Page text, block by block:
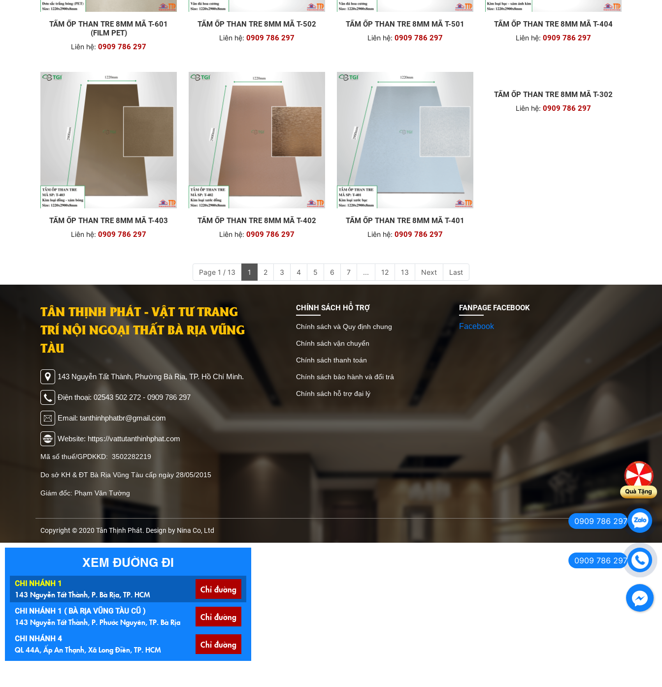
TẤM ỐP THAN TRE 8MM MÃ T-601
(FILM PET)
Liên hệ: 0909 786 297
TẤM ỐP THAN TRE 8MM MÃ T-502
Liên hệ: 0909 786 297
TẤM ỐP THAN TRE 8MM MÃ T-501
Liên hệ: 0909 786 297
TẤM ỐP THAN TRE 8MM MÃ T-404
Liên hệ: 0909 786 297
TẤM ỐP THAN TRE 8MM MÃ T-403
Liên hệ: 0909 786 297
TẤM ỐP THAN TRE 8MM MÃ T-402
Liên hệ: 0909 786 297
TẤM ỐP THAN TRE 8MM MÃ T-401
Liên hệ: 0909 786 297
Page 1 / 13 1 2 3 4 5 6 7 ... 12 13 Next Last
TÂN THỊNH PHÁT - VẬT TƯ TRANG
TRÍ NỘI NGOẠI THẤT BÀ RỊA VŨNG
TÀU
143 Nguyễn Tất Thành, Phường Bà Rịa, TP. Hồ Chí Minh.
Điện thoại: 02543 502 272 - 0909 786 297
Email: tanthinhphatbr@gmail.com
Website: https://vattutanthinhphat.com
Mã số thuế/GPDKKD: 3502282219
Do sở KH & ĐT Bà Rịa Vũng Tàu cấp ngày 28/05/2015
Giám đốc: Phạm Văn Tường
CHÍNH SÁCH HỖ TRỢ
Chính sách và Quy định chung
Chính sách vận chuyển
Chính sách thanh toán
Chính sách bảo hành và đổi trả
Chính sách hỗ trợ đại lý
FANPAGE FACEBOOK
Facebook
Copyright © 2020 Tân Thịnh Phát. Design by Nina Co, Ltd
XEM ĐƯỜNG ĐI
CHI NHÁNH 1
143 Nguyễn Tất Thành, P. Bà Rịa, TP. HCM Chỉ đường
CHI NHÁNH 1 ( BÀ RỊA VŨNG TÀU CŨ )
143 Nguyễn Tất Thành, P. Phước Nguyên, TP. Bà Rịa Chỉ đường
CHI NHÁNH 4
QL 44A, Ấp An Thạnh, Xã Long Điền, TP. HCM Chỉ đường
Quà Tặng
0909 786 297
0909 786 297